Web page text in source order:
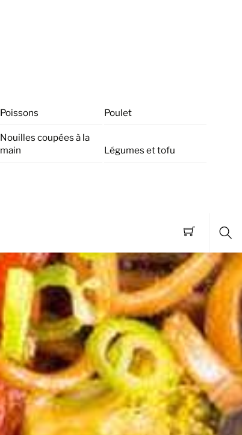
Poissons Poulet
Nouilles coupées à la
main
Légumes et tofu